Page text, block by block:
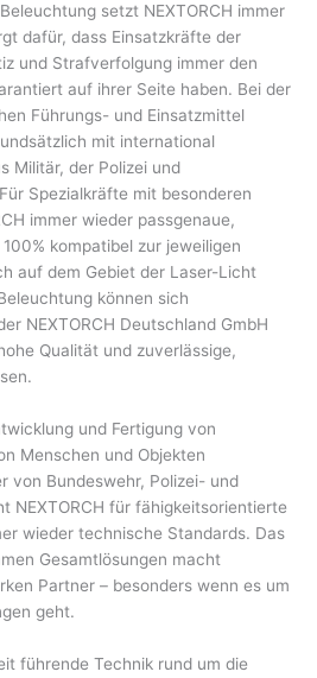
setzt NEXTORCH immer
dafür, dass Einsatzkräfte der
und Strafverfolgung immer den
auf ihrer Seite haben. Bei der
Führungs- und Einsatzmittel
mit international
Militär, der Polizei und
Spezialkräfte mit besonderen
immer wieder passgenaue,
kompatibel zur jeweiligen
auf dem Gebiet der Laser-Licht
können sich
NEXTORCH Deutschland GmbH
Qualität und zuverlässige,
und Fertigung von
Menschen und Objekten
von Bundeswehr, Polizei- und
NEXTORCH für fähigkeitsorientierte
wieder technische Standards. Das
Gesamtlösungen macht
Partner – besonders wenn es um
geht.
führende Technik rund um die